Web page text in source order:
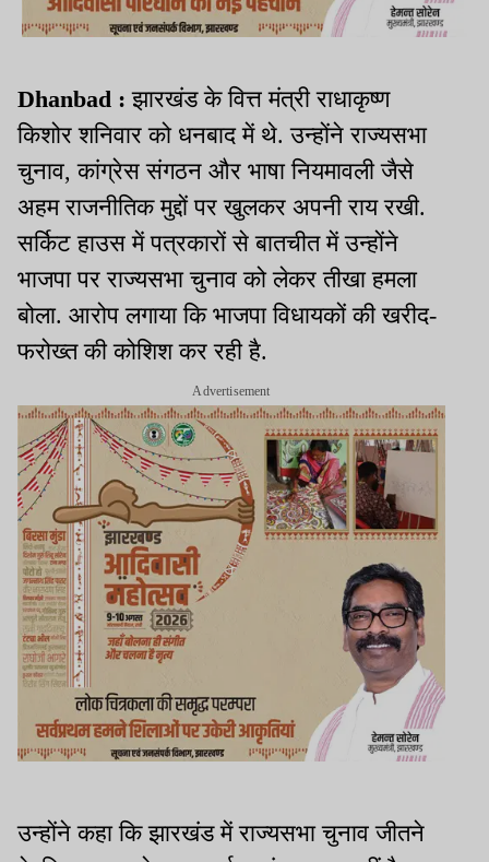
Dhanbad :झारखंड के वित्त मंत्री राधाकृष्ण
किशोर शनिवार को धनबाद में थे. उन्होंने राज्यसभा
चुनाव, कांग्रेस संगठन और भाषा नियमावली जैसे
अहम राजनीतिक मुद्दों पर खुलकर अपनी राय रखी.
सर्किट हाउस में पत्रकारों से बातचीत में उन्होंने
भाजपा पर राज्यसभा चुनाव को लेकर तीखा हमला
बोला. आरोप लगाया कि भाजपा विधायकों की खरीद-
फरोख्त की कोशिश कर रही है.
Advertisement
उन्होंने कहा कि झारखंड में राज्यसभा चुनाव जीतने